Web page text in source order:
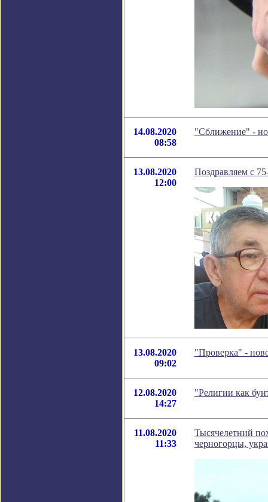
14.08.2020
08:58
"Сближение" -
13.08.2020
12:00
Поздравляем с
13.08.2020
09:02
"Проверка" -
12.08.2020
14:27
"Религии как
11.08.2020
11:33
Тысячелетний
черногорцы,